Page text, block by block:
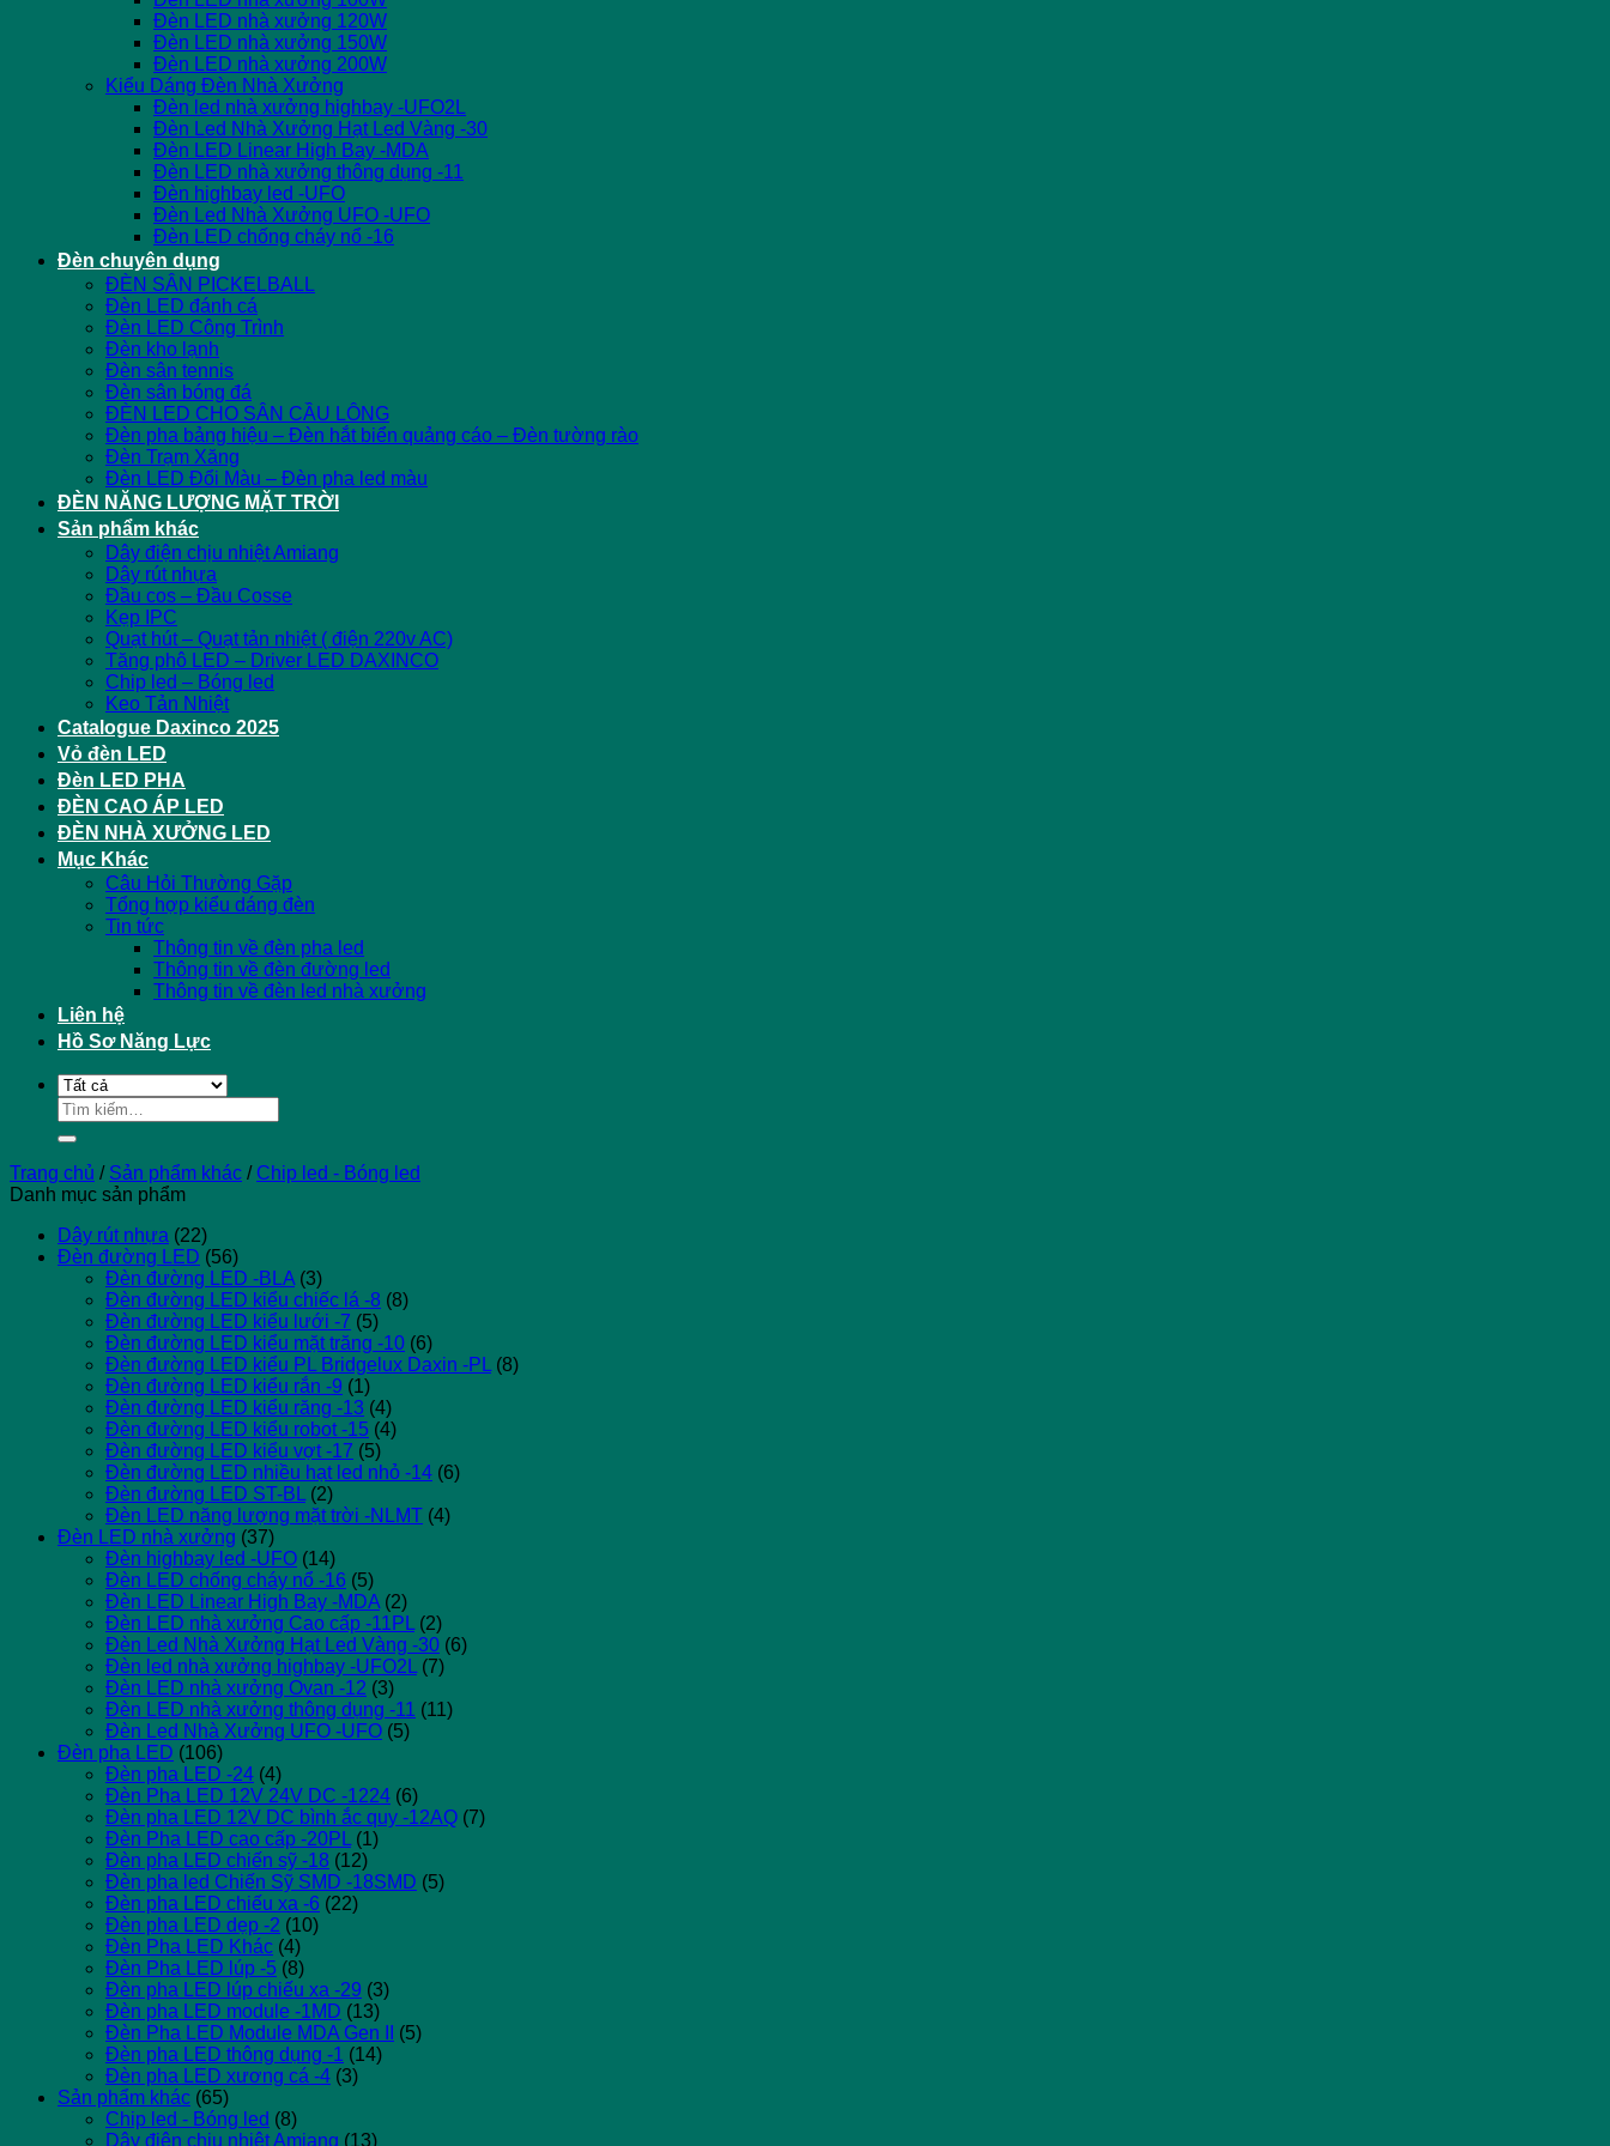
Đèn LED nhà xưởng 120W
Đèn LED nhà xưởng 150W
Đèn LED nhà xưởng 200W
Kiểu Dáng Đèn Nhà Xưởng
Đèn led nhà xưởng highbay -UFO2L
Đèn Led Nhà Xưởng Hạt Led Vàng -30
Đèn LED Linear High Bay -MDA
Đèn LED nhà xưởng thông dụng -11
Đèn highbay led -UFO
Đèn Led Nhà Xưởng UFO -UFO
Đèn LED chống cháy nổ -16
Đèn chuyên dụng
ĐÈN SÂN PICKELBALL
Đèn LED đánh cá
Đèn LED Công Trình
Đèn kho lạnh
Đèn sân tennis
Đèn sân bóng đá
ĐÈN LED CHO SÂN CẦU LÔNG
Đèn pha bảng hiệu – Đèn hắt biển quảng cáo – Đèn tường rào
Đèn Trạm Xăng
Đèn LED Đổi Màu – Đèn pha led màu
ĐÈN NĂNG LƯỢNG MẶT TRỜI
Sản phẩm khác
Dây điện chịu nhiệt Amiang
Dây rút nhựa
Đầu cos – Đầu Cosse
Kẹp IPC
Quạt hút – Quạt tản nhiệt ( điện 220v AC)
Tăng phô LED – Driver LED DAXINCO
Chip led – Bóng led
Keo Tản Nhiệt
Catalogue Daxinco 2025
Vỏ đèn LED
Đèn LED PHA
ĐÈN CAO ÁP LED
ĐÈN NHÀ XƯỞNG LED
Mục Khác
Câu Hỏi Thường Gặp
Tổng hợp kiểu dáng đèn
Tin tức
Thông tin về đèn pha led
Thông tin về đèn đường led
Thông tin về đèn led nhà xưởng
Liên hệ
Hồ Sơ Năng Lực
Tìm
kiếm:
Trang chủ / Sản phẩm khác / Chip led - Bóng led
Danh mục sản phẩm
Dây rút nhựa (22)
Đèn đường LED (56)
Đèn đường LED -BLA (3)
Đèn đường LED kiểu chiếc lá -8 (8)
Đèn đường LED kiểu lưới -7 (5)
Đèn đường LED kiểu mặt trăng -10 (6)
Đèn đường LED kiểu PL Bridgelux Daxin -PL (8)
Đèn đường LED kiểu rắn -9 (1)
Đèn đường LED kiểu răng -13 (4)
Đèn đường LED kiểu robot -15 (4)
Đèn đường LED kiểu vợt -17 (5)
Đèn đường LED nhiều hạt led nhỏ -14 (6)
Đèn đường LED ST-BL (2)
Đèn LED năng lượng mặt trời -NLMT (4)
Đèn LED nhà xưởng (37)
Đèn highbay led -UFO (14)
Đèn LED chống cháy nổ -16 (5)
Đèn LED Linear High Bay -MDA (2)
Đèn LED nhà xưởng Cao cấp -11PL (2)
Đèn Led Nhà Xưởng Hạt Led Vàng -30 (6)
Đèn led nhà xưởng highbay -UFO2L (7)
Đèn LED nhà xưởng Ovan -12 (3)
Đèn LED nhà xưởng thông dụng -11 (11)
Đèn Led Nhà Xưởng UFO -UFO (5)
Đèn pha LED (106)
Đèn pha LED -24 (4)
Đèn Pha LED 12V 24V DC -1224 (6)
Đèn pha LED 12V DC bình ắc quy -12AQ (7)
Đèn Pha LED cao cấp -20PL (1)
Đèn pha LED chiến sỹ -18 (12)
Đèn pha led Chiến Sỹ SMD -18SMD (5)
Đèn pha LED chiếu xa -6 (22)
Đèn pha LED dẹp -2 (10)
Đèn Pha LED Khác (4)
Đèn Pha LED lúp -5 (8)
Đèn pha LED lúp chiếu xa -29 (3)
Đèn pha LED module -1MD (13)
Đèn Pha LED Module MDA Gen II
(5)
Đèn pha LED thông dụng -1 (14)
Đèn pha LED xương cá -4 (3)
Sản phẩm khác (65)
Chip led - Bóng led (8)
Dây điện chịu nhiệt Amiang (13)